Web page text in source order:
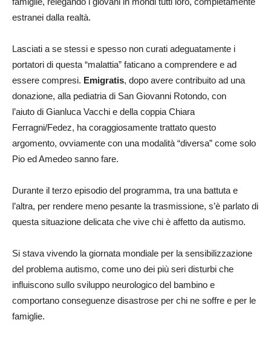
estranei dalla realtà.
Lasciati a se stessi e spesso non curati adeguatamente i
portatori di questa “malattia” faticano a comprendere e ad
essere compresi. Emigratis, dopo avere contribuito ad una
donazione, alla pediatria di San Giovanni Rotondo, con
l’aiuto di Gianluca Vacchi e della coppia Chiara
Ferragni/Fedez, ha coraggiosamente trattato questo
argomento, ovviamente con una modalità “diversa” come solo
Pio ed Amedeo sanno fare.
Durante il terzo episodio del programma, tra una battuta e
l’altra, per rendere meno pesante la trasmissione, s’è parlato di
questa situazione delicata che vive chi è affetto da autismo.
Si stava vivendo la giornata mondiale per la sensibilizzazione
del problema autismo, come uno dei più seri disturbi che
influiscono sullo sviluppo neurologico del bambino e
comportano conseguenze disastrose per chi ne soffre e per le
famiglie.